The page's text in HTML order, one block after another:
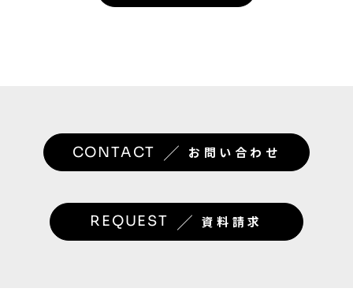
CONTACT ／ お問い合わせ
REQUEST ／ 資料請求